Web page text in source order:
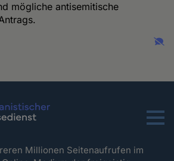
mögliche antisemitische
Menu
Millionen Seitenaufrufen im